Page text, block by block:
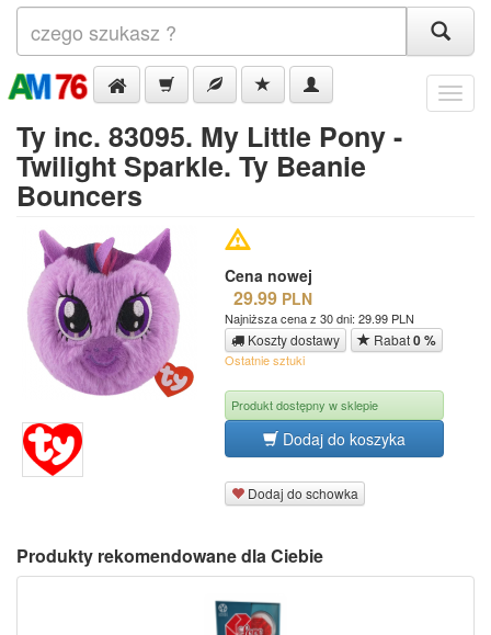
Menu
Ty inc. 83095. My Little Pony -
Twilight Sparkle. Ty Beanie
Bouncers
Cena nowej
29.99 PLN
Najniższa cena z 30 dni: 29.99 PLN
Koszty dostawy Rabat0 %
Ostatnie sztuki
Produkt dostępny w sklepie
Dodaj do koszyka
Dodaj do schowka
Produkty rekomendowane dla Ciebie